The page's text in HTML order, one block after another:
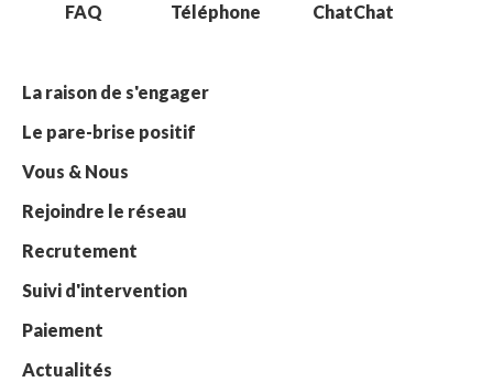
FAQ Téléphone Chat
La raison de s'engager
Le pare-brise positif
Vous & Nous
Rejoindre le réseau
Recrutement
Suivi d'intervention
Paiement
Actualités